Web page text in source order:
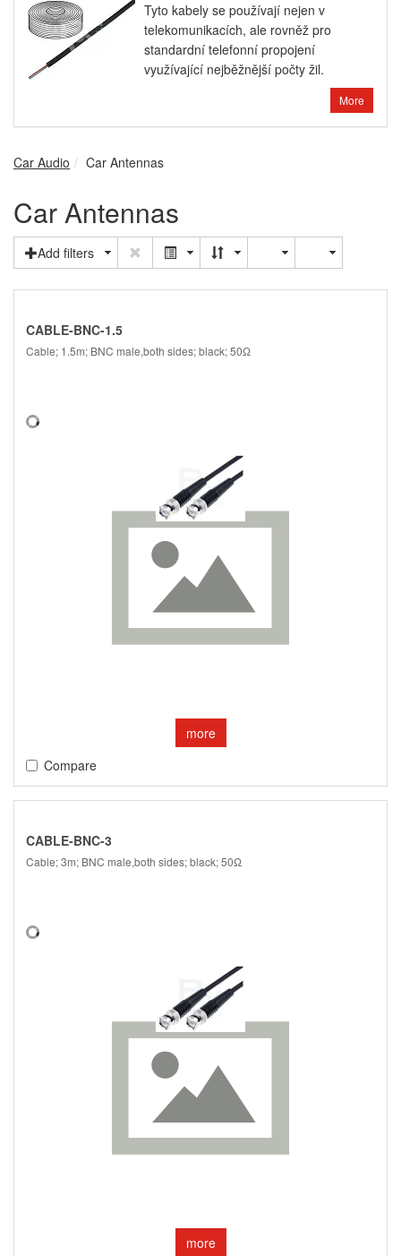
Tyto kabely se používají nejen v
telekomunikacích, ale rovněž pro
standardní telefonní propojení
využívající nejběžnější počty žil.
More
Car Audio Car Antennas
Car Antennas
Add filters
CABLE-BNC-1.5
Cable; 1.5m; BNC male,both sides; black; 50Ω
more
Compare
CABLE-BNC-3
Cable; 3m; BNC male,both sides; black; 50Ω
more